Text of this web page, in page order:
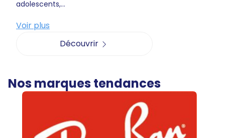
adolescents,...
Voir plus
Découvrir
Nos marques tendances